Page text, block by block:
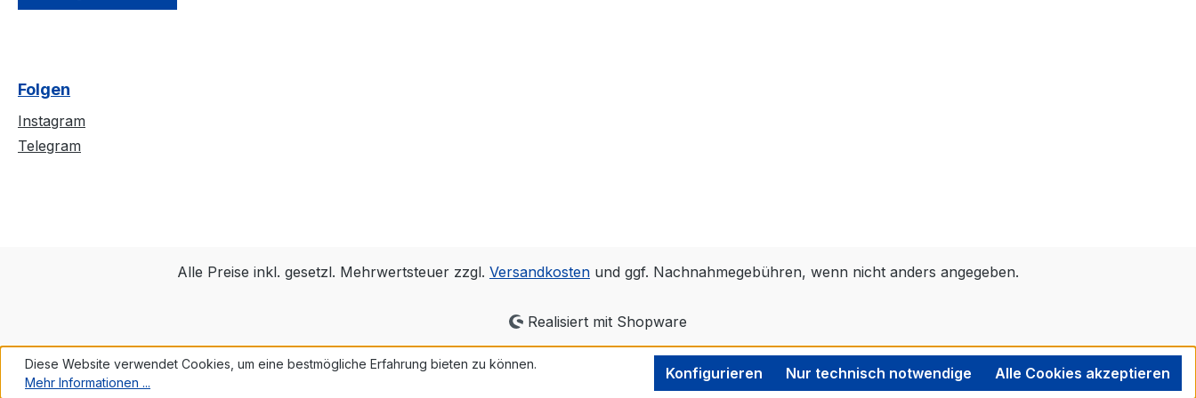
Folgen
Instagram
Telegram
Alle Preise inkl. gesetzl. Mehrwertsteuer zzgl. Versandkosten und ggf. Nachnahmegebühren, wenn nicht anders angegeben.
Realisiert mit Shopware
Diese Website verwendet Cookies, um eine bestmögliche Erfahrung bieten zu können.
Mehr Informationen ...
Nur technisch notwendige
Konfigurieren Alle Cookies akzeptieren